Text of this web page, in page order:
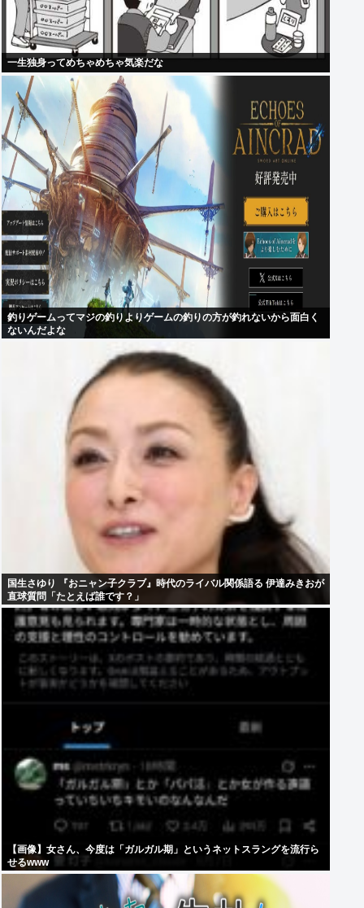
一生独身ってめちゃめちゃ気楽だな
釣りゲームってマジの釣りよりゲームの釣りの方が釣れないから面白く
ないんだよな
国生さゆり 『おニャン子クラブ』時代のライバル関係語る 伊達みきおが
直球質問「たとえば誰です？」
【画像】女さん、今度は「ガルガル期」というネットスラングを流行ら
せるwww